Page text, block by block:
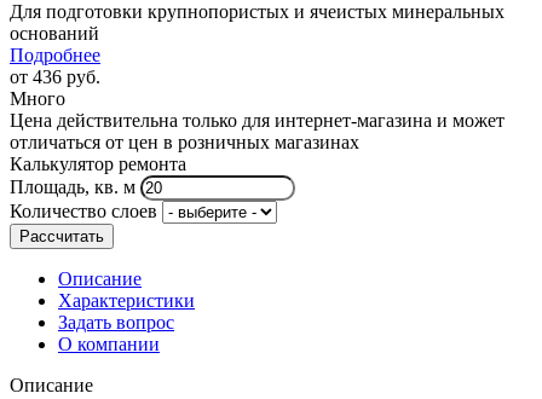
Для подготовки крупнопористых и ячеистых минеральных
оснований
Подробнее
от 436 руб.
Много
Цена действительна только для интернет-магазина и может
отличаться от цен в розничных магазинах
Калькулятор ремонта
Площадь, кв. м
Количество слоев
Рассчитать
Описание
Характеристики
Задать вопрос
О компании
Описание